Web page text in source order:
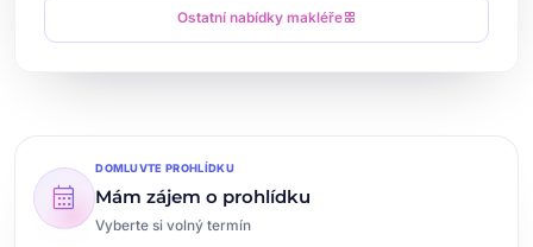
Ostatní nabídky makléřegrid_view
calendar_month
DOMLUVTE PROHLÍDKU
Mám zájem o prohlídku
Vyberte si volný termín